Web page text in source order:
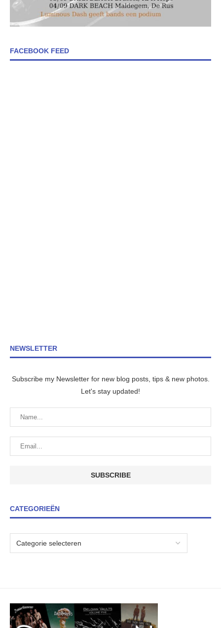
FACEBOOK FEED
NEWSLETTER
Subscribe my Newsletter for new blog posts, tips & new photos.
Let's stay updated!
CATEGORIEËN